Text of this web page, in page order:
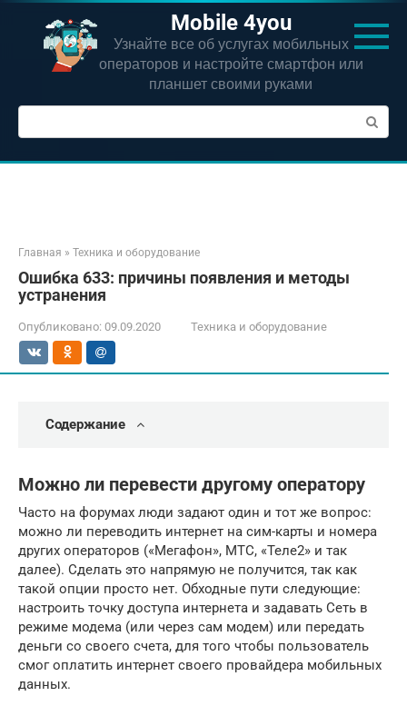
Перейти
контенту
Mobile 4you
Узнайте все об услугах мобильных
операторов и настройте смартфон или
планшет своими руками
Поиск:
Главная » Техника и оборудование
Ошибка 633: причины появления и методы
устранения
Опубликовано: 09.09.2020 Техника и оборудование
Содержание
Можно ли перевести другому оператору
Часто на форумах люди задают один и тот же вопрос:
можно ли переводить интернет на сим-карты и номера
других операторов («Мегафон», МТС, «Теле2» и так
далее). Сделать это напрямую не получится, так как
такой опции просто нет. Обходные пути следующие:
настроить точку доступа интернета и задавать Сеть в
режиме модема (или через сам модем) или передать
деньги со своего счета, для того чтобы пользователь
смог оплатить интернет своего провайдера мобильных
данных.